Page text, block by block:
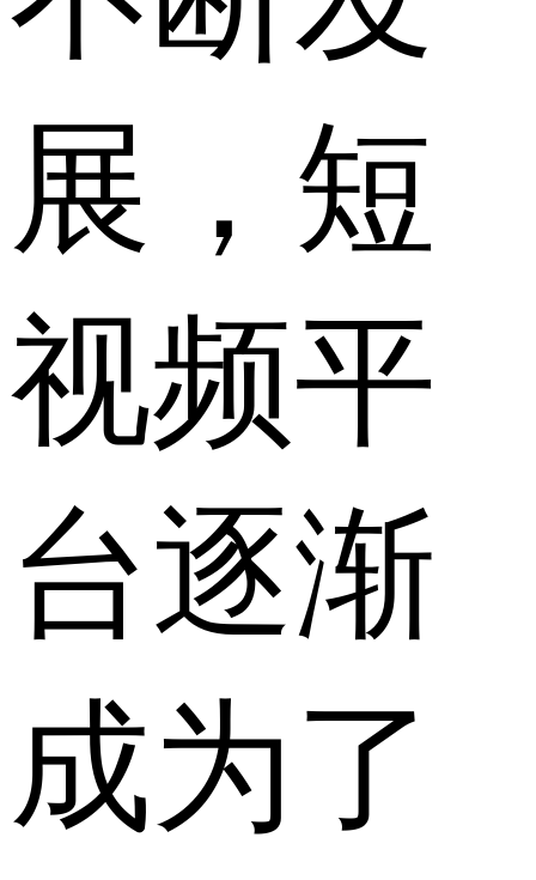
展，短
视频平
台逐渐
成为了